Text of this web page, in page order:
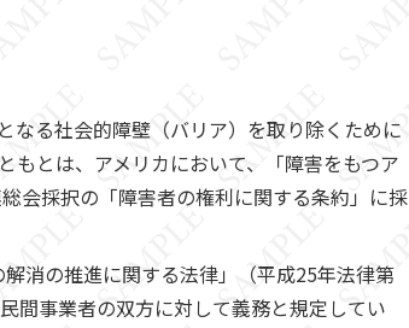
なる社会的障壁（バリア）を取り除くために
とは、アメリカにおいて、「障害をもつア
会採択の「障害者の権利に関する条約」に採
消の推進に関する法律」（平成25年法律第
間事業者の双方に対して義務と規定してい